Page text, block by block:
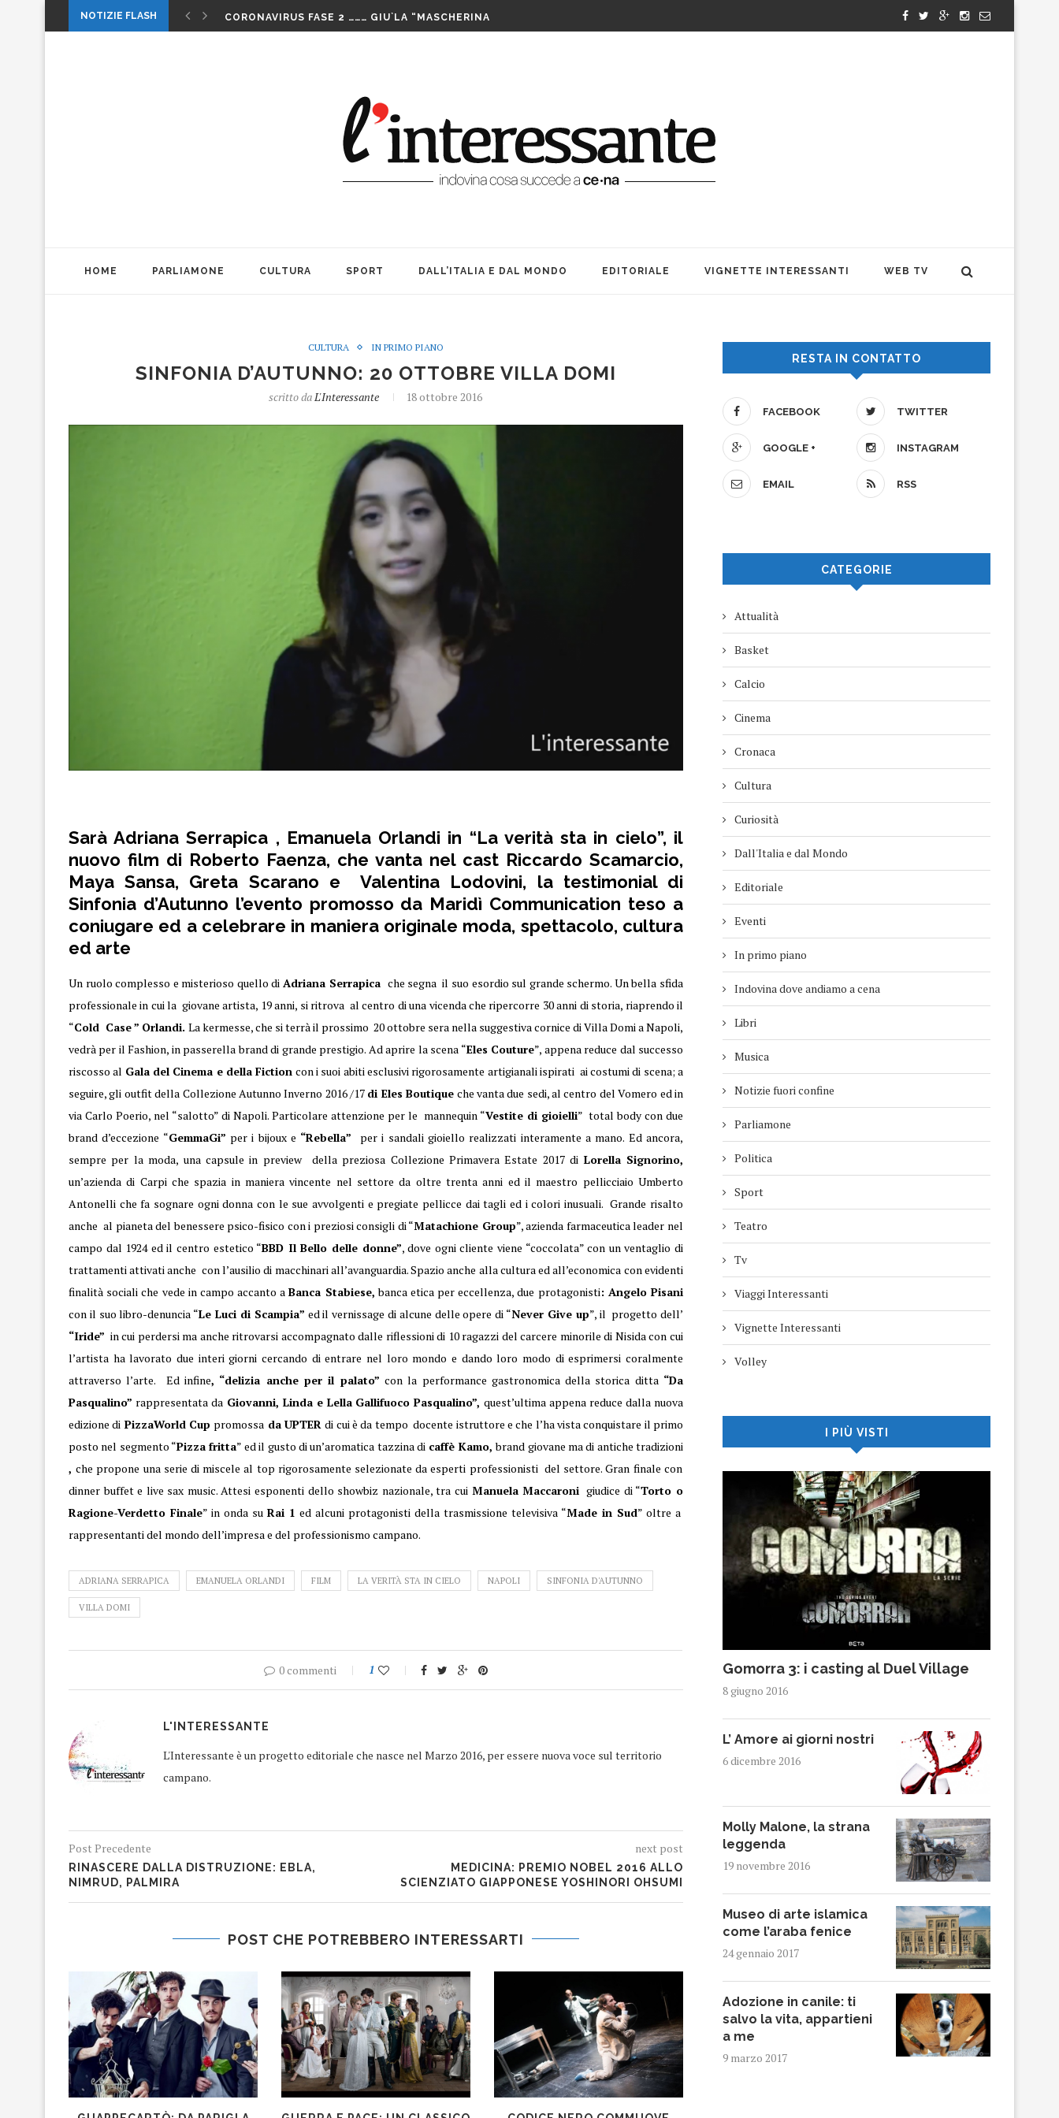
NOTIZIE FLASH
CORONAVIRUS FASE 2 ……… GIU`LA “MASCHERINA
LA MUSICA DELLA GATTA CENERENTOLA COME PASS PER...
DA CONSUMARCI PREFERIBILMENTE DOPO MORTI: OFFICINA TEATRO INCANTA...
VALERIO BIANCHINI E LE SUE … BOMBE. AMARCORD...
CASO WEINSTEIN. DITE ALLE DONNE CHE NON SIAMO...
THE ALIENS AD OFFICINA TEATRO: VITA, AMICIZIA ED...
1 MAGGIO: FESTA O…. LUTTO. UNA FESTA BEN...
HOME PARLIAMONE CULTURA SPORT DALL’ITALIA E DAL MONDO EDITORIALE VIGNETTE INTERESSANTI WEB TV
CULTURA IN PRIMO PIANO
SINFONIA D’AUTUNNO: 20 OTTOBRE VILLA DOMI
scritto daL'Interessante 18 ottobre 2016
SaràAdriana Serrapica , Emanuela Orlandi in “La verità sta in cielo”, il
nuovo film di Roberto Faenza, che vanta nel cast Riccardo Scamarcio,
Maya Sansa, Greta Scarano e Valentina Lodovini, la testimonial di
Sinfonia d’Autunno l’evento promosso da Maridì Communication teso a
coniugare ed a celebrare in maniera originale moda, spettacolo, cultura
ed arte
Un ruolo complesso e misterioso quello di Adriana Serrapica che segna il suo esordio sul grande schermo. Un bella sfida
professionale in cui la giovane artista, 19 anni, si ritrova al centro di una vicenda che ripercorre 30 anni di storia, riaprendo il
“Cold Case ” Orlandi. La kermesse, che si terrà il prossimo 20 ottobre sera nella suggestiva cornice di Villa Domi a Napoli,
vedrà per il Fashion, in passerella brand di grande prestigio. Ad aprire la scena “Eles Couture”, appena reduce dal successo
riscosso al Gala del Cinema e della Fiction con i suoi abiti esclusivi rigorosamente artigianali ispirati ai costumi di scena; a
seguire, gli outfit della Collezione Autunno Inverno 2016 /17 di Eles Boutique che vanta due sedi, al centro del Vomero ed in
via Carlo Poerio, nel “salotto” di Napoli. Particolare attenzione per le mannequin “Vestite di gioielli” total body con due
brand d’eccezione “GemmaGi” per i bijoux e “Rebella” per i sandali gioiello realizzati interamente a mano. Ed ancora,
sempre per la moda, una capsule in preview della preziosa Collezione Primavera Estate 2017 di Lorella Signorino,
un’azienda di Carpi che spazia in maniera vincente nel settore da oltre trenta anni ed il maestro pellicciaio Umberto
Antonelli che fa sognare ogni donna con le sue avvolgenti e pregiate pellicce dai tagli ed i colori inusuali. Grande risalto
anche al pianeta del benessere psico-fisico con i preziosi consigli di “Matachione Group”, azienda farmaceutica leader nel
campo dal 1924 ed il centro estetico “BBD Il Bello delle donne”, dove ogni cliente viene “coccolata” con un ventaglio di
trattamenti attivati anche con l’ausilio di macchinari all’avanguardia. Spazio anche alla cultura ed all’economica con evidenti
finalità sociali che vede in campo accanto aBanca Stabiese, banca etica per eccellenza, due protagonisti: Angelo Pisani
con il suo libro-denuncia “Le Luci di Scampia” ed il vernissage di alcune delle opere di “Never Give up”, il progetto dell’
“Iride” in cui perdersi ma anche ritrovarsi accompagnato dalle riflessioni di 10 ragazzi del carcere minorile di Nisida con cui
l’artista ha lavorato due interi giorni cercando di entrare nel loro mondo e dando loro modo di esprimersi coralmente
attraverso l’arte.
Ed infine, “delizia anche per il palato” con la performance gastronomica della storica ditta “Da
Pasqualino” rappresentata da Giovanni, Linda e Lella Gallifuoco Pasqualino”,quest’ultima appena reduce dalla nuova
edizione di PizzaWorld Cup promossa da UPTERdi cui è da tempo docente istruttore e che l’ha vista conquistare il primo
posto nel segmento “Pizza fritta” ed il gusto di un’aromatica tazzina di caffè Kamo,brand giovane ma di antiche tradizioni
,che propone una serie di miscele al top rigorosamente selezionate da esperti professionisti del settore. Gran finale con
dinner buffet e live sax music. Attesi esponenti dello showbiz nazionale, tra cui Manuela Maccaroni giudice di “Torto o
Ragione-Verdetto Finale” in onda su Rai 1 ed alcuni protagonisti della trasmissione televisiva “Made in Sud” oltre a
rappresentanti del mondo dell’impresa e del professionismo campano.
ADRIANA SERRAPICA EMANUELA ORLANDI FILM LA VERITÀ STA IN CIELO NAPOLI SINFONIA D'AUTUNNO
VILLA DOMI
0 commenti 1
L'INTERESSANTE
L'Interessante è un progetto editoriale che nasce nel Marzo 2016, per essere nuova voce sul territorio
campano.
Post Precedente
RINASCERE DALLA DISTRUZIONE: EBLA,
NIMRUD, PALMIRA
next post
MEDICINA: PREMIO NOBEL 2016 ALLO
SCIENZIATO GIAPPONESE YOSHINORI OHSUMI
POST CHE POTREBBERO INTERESSARTI
RESTA IN CONTATTO
FACEBOOK TWITTER
GOOGLE + INSTAGRAM
EMAIL RSS
CATEGORIE
Attualità
Basket
Calcio
Cinema
Cronaca
Cultura
Curiosità
Dall'Italia e dal Mondo
Editoriale
Eventi
In primo piano
Indovina dove andiamo a cena
Libri
Musica
Notizie fuori confine
Parliamone
Politica
Sport
Teatro
Tv
Viaggi Interessanti
Vignette Interessanti
Volley
I PIÙ VISTI
Gomorra 3: i casting al Duel Village
8 giugno 2016
L’ Amore ai giorni nostri
6 dicembre 2016
Molly Malone, la strana
leggenda
19 novembre 2016
Museo di arte islamica
come l’araba fenice
24 gennaio 2017
Adozione in canile: ti
salvo la vita, appartieni
a me
9 marzo 2017